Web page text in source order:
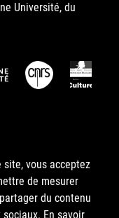
vous acceptez
de mesurer
du contenu
En savoir
Université, du